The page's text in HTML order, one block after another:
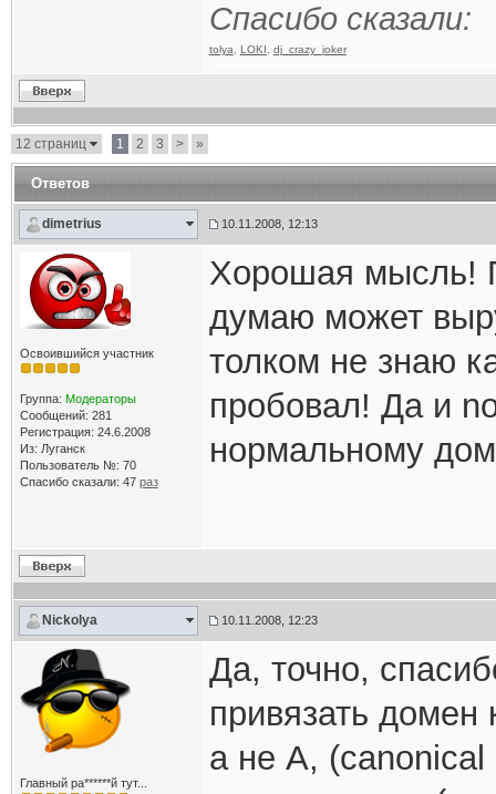
Спасибо сказали:
tolya LOKI dj_crazy_joker
12 страниц 1 2 3 > »
Ответов
dimetrius 10.11.2008, 12:13
Освоившийся участник
Группа: Модераторы
Сообщений: 281
Регистрация: 24.6.2008
Из: Луганск
Пользователь №: 70
Спасибо сказали: 47 раз
Хорошая мысль!
думаю может
толком не знаю
пробовал! Да и
нормальному
Nickolya 10.11.2008, 12:23
Главный ра******й тут...
Да, точно,
привязать домен
а не А, (canonical